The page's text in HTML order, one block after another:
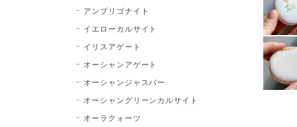
アンブリゴナイト
イエローカルサイト
イリスアゲート
オーシャンアゲート
オーシャンジャスパー
オーシャングリーンカルサイト
オーラクォーツ